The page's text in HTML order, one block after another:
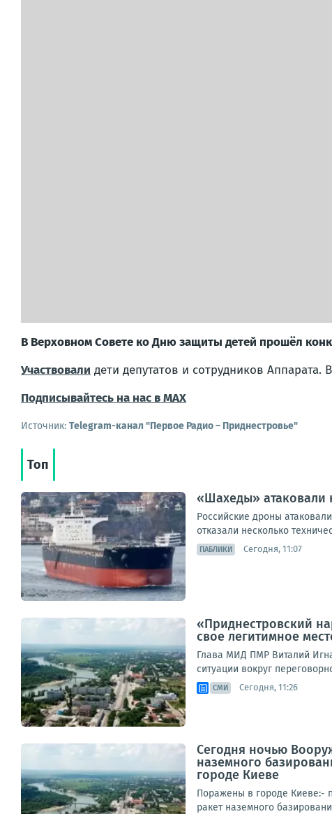
В Верховном Совете ко Дню защиты детей прошёл
Участвовали дети депутатов и сотрудников Аппарата.
Подписывайтесь на нас в MAX
Источник: Telegram-канал "Первое Радио – Приднестровье"
Топ
«Шахеды» атаковали
Российские дроны
отказали несколько
ПАБЛИКИ Сегодня, 11:07
«Приднестровский
свое легитимное
Глава МИД ПМР Виталий
ситуации вокруг
СМИ Сегодня, 11:26
Сегодня ночью
наземного
городе Киеве
Поражены в городе Киеве:-
ракет наземного